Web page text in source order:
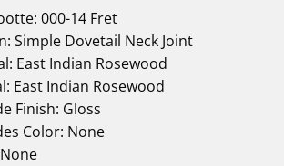
000-14 Fret
Simple Dovetail Neck Joint
East Indian Rosewood
East Indian Rosewood
Finish: Gloss
Color: None
None